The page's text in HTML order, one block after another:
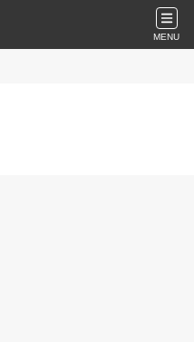
MENU